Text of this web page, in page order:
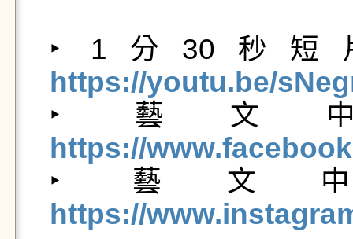
‣ 1分30秒短
https://youtu.be/
‣ 藝文中
https://
‣ 藝文中
https://